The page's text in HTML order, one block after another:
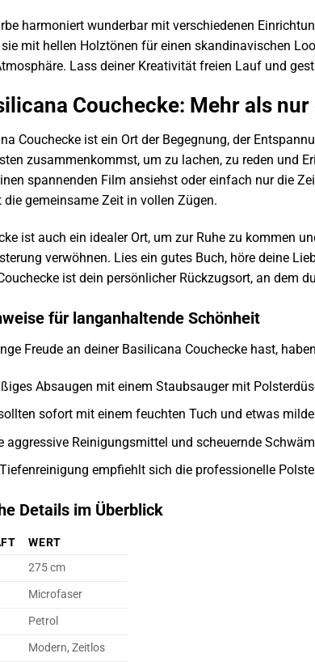
harmoniert wunderbar mit verschiedenen
mit hellen Holztönen für einen skandinavischen
Lass deiner Kreativität freien Lauf und
Couchecke: Mehr als
Couchecke ist ein Ort der Begegnung, der
zusammenkommst, um zu lachen, zu reden und
spannenden Film ansiehst oder einfach nur die
die gemeinsame Zeit in vollen Zügen.
ist auch ein idealer Ort, um zur Ruhe zu kommen
verwöhnen. Lies ein gutes Buch, höre deine
ist dein persönlicher Rückzugsort, an dem
für langanhaltende Schönheit
Freude an deiner Basilicana Couchecke hast,
Absaugen mit einem Staubsauger mit
sofort mit einem feuchten Tuch und etwas
aggressive Reinigungsmittel und scheuernde
empfiehlt sich die professionelle
Details im Überblick
WERT
275 cm
Microfaser
Petrol
Modern, Zeitlos